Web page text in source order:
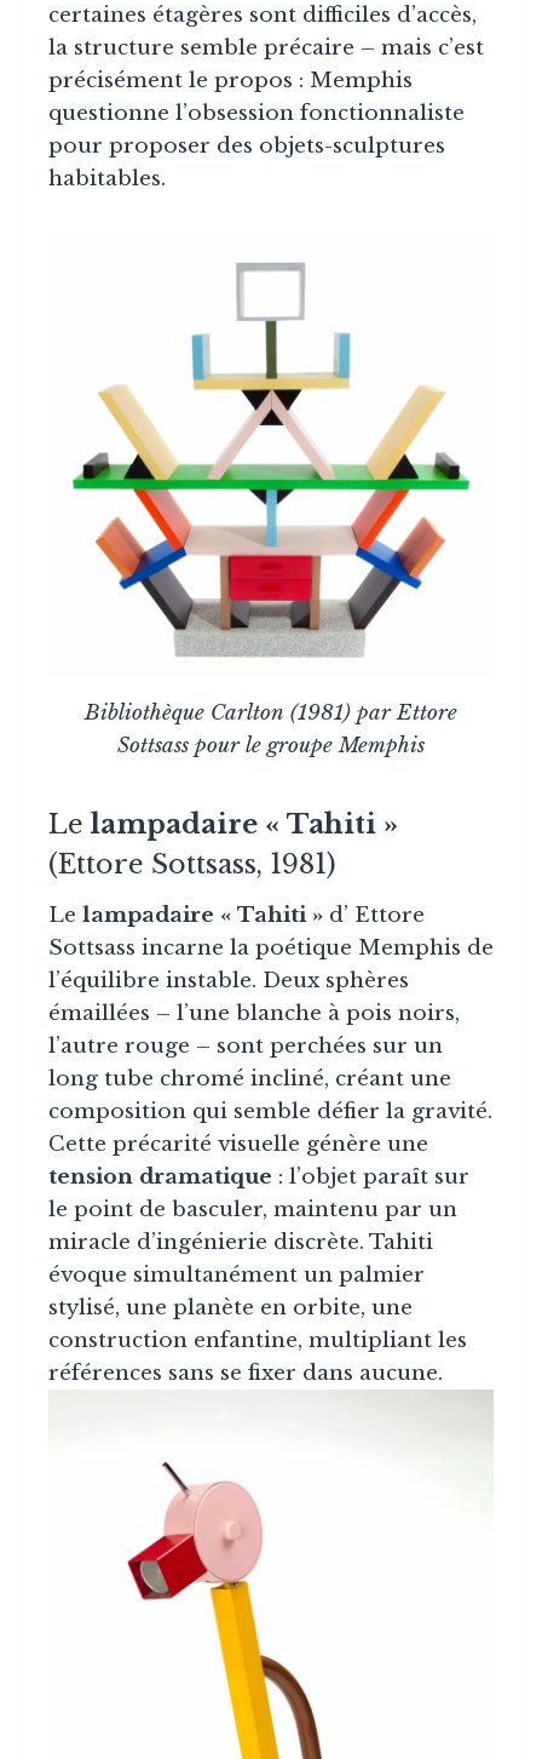
certaines étagères sont difficiles d’accès,
la structure semble précaire – mais c’est
précisément le propos : Memphis
questionne l’obsession fonctionnaliste
pour proposer des objets-sculptures
habitables.
Bibliothèque Carlton (1981) par Ettore
Sottsass pour le groupe Memphis
Le lampadaire « Tahiti »
(Ettore Sottsass, 1981)
Le lampadaire « Tahiti » d’ Ettore
Sottsass incarne la poétique Memphis de
l’équilibre instable. Deux sphères
émaillées – l’une blanche à pois noirs,
l’autre rouge – sont perchées sur un
long tube chromé incliné, créant une
composition qui semble défier la gravité.
Cette précarité visuelle génère une
tension dramatique : l’objet paraît sur
le point de basculer, maintenu par un
miracle d’ingénierie discrète. Tahiti
évoque simultanément un palmier
stylisé, une planète en orbite, une
construction enfantine, multipliant les
références sans se fixer dans aucune.